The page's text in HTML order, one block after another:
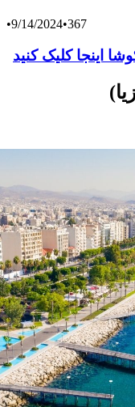
•9/14/2024•367
اینجا کلیک کنید